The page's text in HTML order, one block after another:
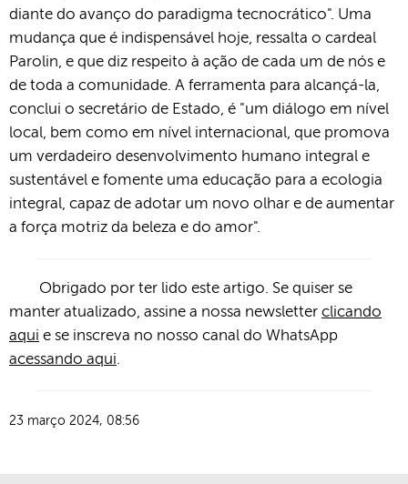
diante do avanço do paradigma tecnocrático". Uma
mudança que é indispensável hoje, ressalta o cardeal
Parolin, e que diz respeito à ação de cada um de nós e
de toda a comunidade. A ferramenta para alcançá-la,
conclui o secretário de Estado, é "um diálogo em nível
local, bem como em nível internacional, que promova
um verdadeiro desenvolvimento humano integral e
sustentável e fomente uma educação para a ecologia
integral, capaz de adotar um novo olhar e de aumentar
a força motriz da beleza e do amor".
Obrigado por ter lido este artigo. Se quiser se
manter atualizado, assine a nossa newsletter clicando
aqui e se inscreva no nosso canal do WhatsApp
acessando aqui.
23 março 2024, 08:56